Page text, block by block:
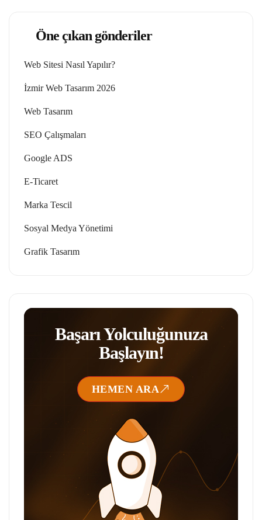
Öne çıkan gönderiler
Web Sitesi Nasıl Yapılır?
İzmir Web Tasarım 2026
Web Tasarım
SEO Çalışmaları
Google ADS
E-Ticaret
Marka Tescil
Sosyal Medya Yönetimi
Grafik Tasarım
Başarı Yolculuğunuza
Başlayın!
HEMEN ARA